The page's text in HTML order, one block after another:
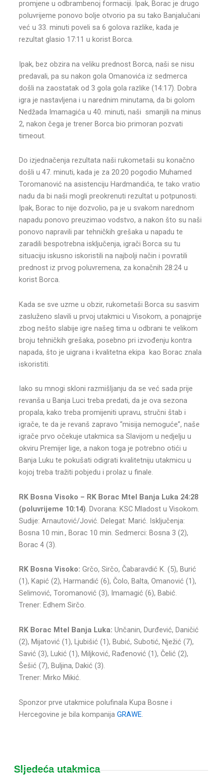
promjene u odbrambenoj formaciji. Ipak, Borac je drugo
poluvrijeme ponovo bolje otvorio pa su tako Banjalučani
već u 33. minuti poveli sa 6 golova razlike, kada je
rezultat glasio 17:11 u korist Borca.
Ipak, bez obzira na veliku prednost Borca, naši se nisu
predavali, pa su nakon gola Omanovića iz sedmerca
došli na zaostatak od 3 gola gola razlike (14:17). Dobra
igra je nastavljena i u narednim minutama, da bi golom
Nedžada Imamagića u 40. minuti, naši smanjili na minus
2, nakon čega je trener Borca bio primoran pozvati
timeout.
Do izjednačenja rezultata naši rukometaši su konačno
došli u 47. minuti, kada je za 20:20 pogodio Muhamed
Toromanović na asistenciju Hardmandića, te tako vratio
nadu da bi naši mogli preokrenuti rezultat u potpunosti.
Ipak, Borac to nije dozvolio, pa je u svakom narednom
napadu ponovo preuzimao vodstvo, a nakon što su naši
ponovo napravili par tehničkih grešaka u napadu te
zaradili bespotrebna isključenja, igrači Borca su tu
situaciju iskusno iskoristili na najbolji način i povratili
prednost iz prvog poluvremena, za konačnih 28:24 u
korist Borca.
Kada se sve uzme u obzir, rukometaši Borca su sasvim
zasluženo slavili u prvoj utakmici u Visokom, a ponajprije
zbog nešto slabije igre našeg tima u odbrani te velikom
broju tehničkih grešaka, posebno pri izvođenju kontra
napada, što je uigrana i kvalitetna ekipa kao Borac znala
iskoristiti.
Iako su mnogi skloni razmišljanju da se već sada prije
revanša u Banja Luci treba predati, da je ova sezona
propala, kako treba promijeniti upravu, stručni štab i
igrače, te da je revanš zapravo “misija nemoguće”, naše
igrače prvo očekuje utakmica sa Slavijom u nedjelju u
okviru Premijer lige, a nakon toga je potrebno otići u
Banja Luku te pokušati odigrati kvalitetniju utakmicu u
kojoj treba tražiti pobjedu i prolaz u finale.
RK Bosna Visoko – RK Borac Mtel Banja Luka 24:28
(poluvrijeme 10:14). Dvorana: KSC Mladost u Visokom.
Sudije: Arnautović/Jović. Delegat: Marić. Isključenja:
Bosna 10 min., Borac 10 min. Sedmerci: Bosna 3 (2),
Borac 4 (3).
RK Bosna Visoko: Grčo, Sirčo, Čabaravdić K. (5), Burić
(1), Kapić (2), Harmandić (6), Čolo, Balta, Omanović (1),
Selimović, Toromanović (3), Imamagić (6), Babić.
Trener: Edhem Sirčo.
RK Borac Mtel Banja Luka: Unčanin, Durđević, Daničić
(2), Mijatović (1), Ljubišić (1), Bubić, Subotić, Nježić (7),
Savić (3), Lukić (1), Miljković, Rađenović (1), Čelić (2),
Šešić (7), Buljina, Dakić (3).
Trener: Mirko Mikić.
Sponzor prve utakmice polufinala Kupa Bosne i
Hercegovine je bila kompanija GRAWE.
Sljedeća utakmica